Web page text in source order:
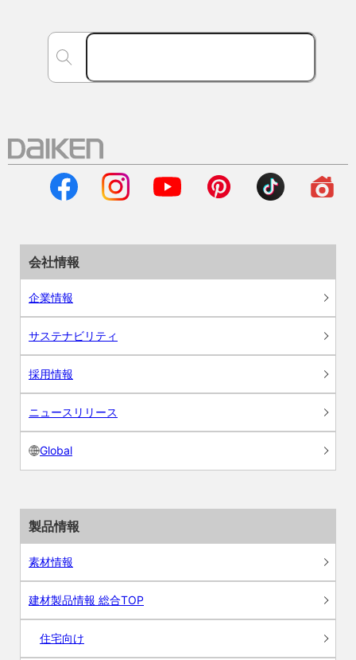
会社情報
企業情報
サステナビリティ
採用情報
ニュースリリース
Global
製品情報
素材情報
建材製品情報 総合TOP
住宅向け